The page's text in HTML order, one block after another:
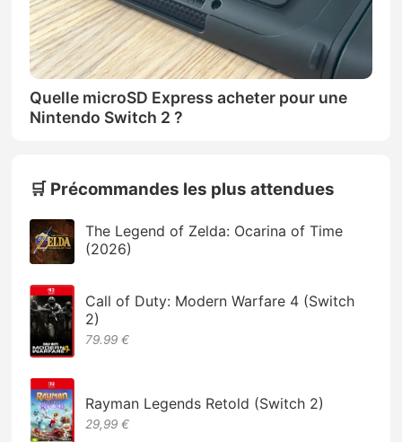
Quelle microSD Express acheter pour une
Nintendo Switch 2 ?
🛒 Précommandes les plus attendues
The Legend of Zelda: Ocarina of Time
(2026)
Call of Duty: Modern Warfare 4 (Switch
2)
79.99 €
Rayman Legends Retold (Switch 2)
29,99 €